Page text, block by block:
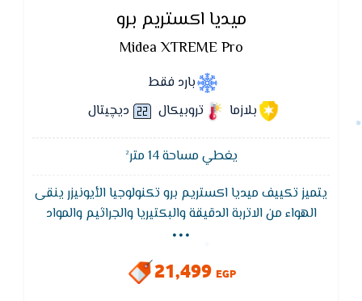
ميديا اكستريم برو
Midea XTREME Pro
بارد فقط
بلازما
تروبيكال ديچيتال
يغطي مساحة 14 متر²
يتميز تكييف ميديا اكستريم برو تكنولوجيا الأيونيزر ينقى
الهواء من الاتربة الدقيقة والبكتيريا والجراثيم والمواد
المسببة للحساسية. - يزيل دخان السجائر وأي أدخنة أخرى
والروائح الغير مستحبة. - يقضى على الملوثات العضوية
والكيميائية الضارة. - يخفف التعب والحساسية وآلالام
...
21,499 EGP